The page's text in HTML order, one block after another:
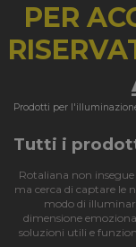
PER
Prodotti per
Tutti i
Rotaliana non
ma cerca di captare le
modo di
dimensione
soluzioni utili e